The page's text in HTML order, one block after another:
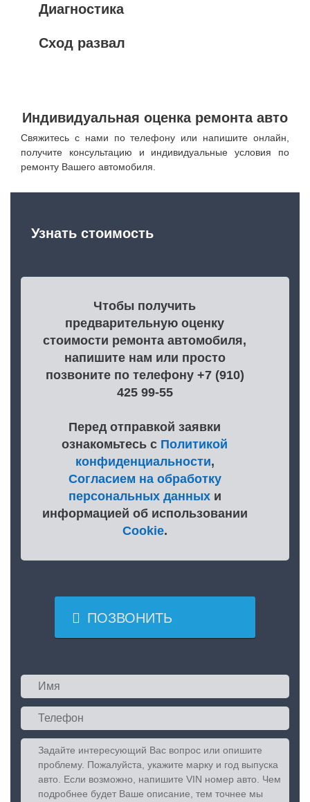
Диагностика
Сход развал
Индивидуальная оценка ремонта авто
Свяжитесь с нами по телефону или напишите онлайн,
получите консультацию и индивидуальные условия по
ремонту Вашего автомобиля.
Узнать стоимость
Чтобы получить
предварительную оценку
стоимости ремонта автомобиля,
напишите нам или просто
позвоните по телефону +7 (910)
425 99-55
Перед отправкой заявки
ознакомьтесь с Политикой
конфиденциальности,
Согласием на обработку
персональных данныхи
информацией об использовании
Cookie.
 ПОЗВОНИТЬ